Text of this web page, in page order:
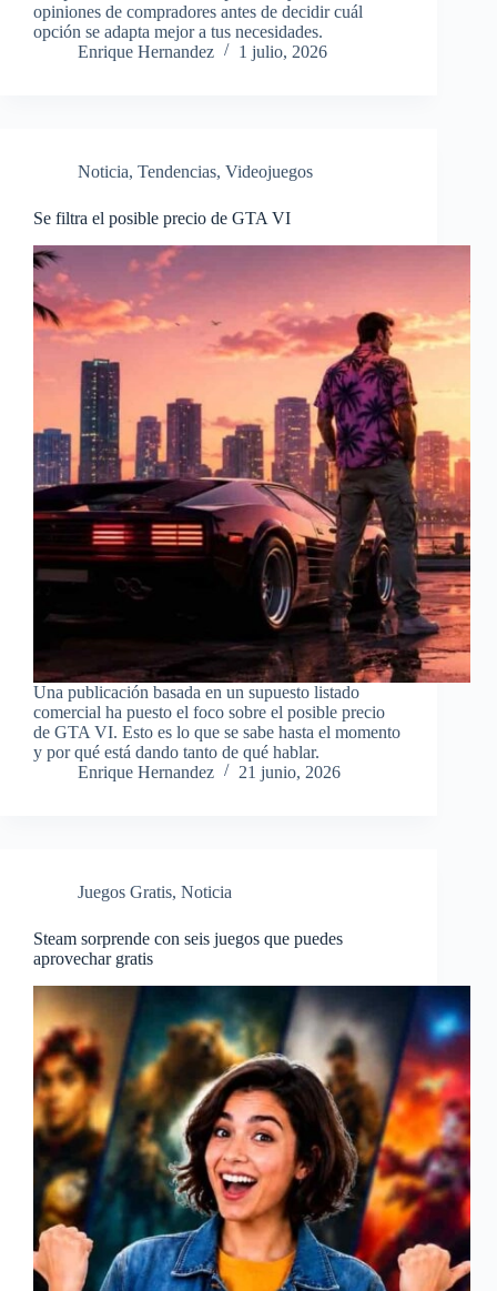
opiniones de compradores antes de decidir cuál
opción se adapta mejor a tus necesidades.
Enrique Hernandez
1 julio, 2026
Noticia, Tendencias, Videojuegos
Se filtra el posible precio de GTA VI
Una publicación basada en un supuesto listado
comercial ha puesto el foco sobre el posible precio
de GTA VI. Esto es lo que se sabe hasta el momento
y por qué está dando tanto de qué hablar.
Enrique Hernandez
21 junio, 2026
Juegos Gratis, Noticia
Steam sorprende con seis juegos que puedes
aprovechar gratis